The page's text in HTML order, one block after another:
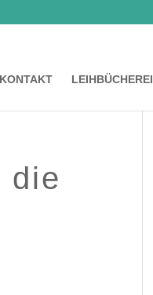
KONTAKT LEIHBÜCHEREI
die